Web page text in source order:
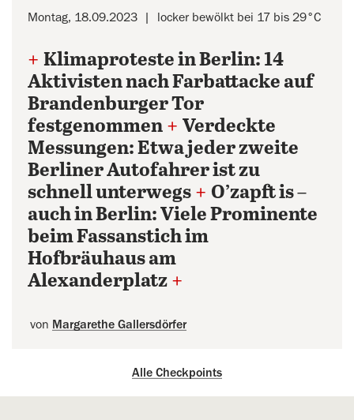
Montag, 18.09.2023 locker bewölkt bei 17 bis 29°C
+ Klimaproteste in Berlin: 14
Aktivisten nach Farbattacke auf
Brandenburger Tor
festgenommen + Verdeckte
Messungen: Etwa jeder zweite
Berliner Autofahrer ist zu
schnell unterwegs + O’zapft is –
auch in Berlin: Viele Prominente
beim Fassanstich im
Hofbräuhaus am
Alexanderplatz +
von Margarethe Gallersdörfer
Alle Checkpoints